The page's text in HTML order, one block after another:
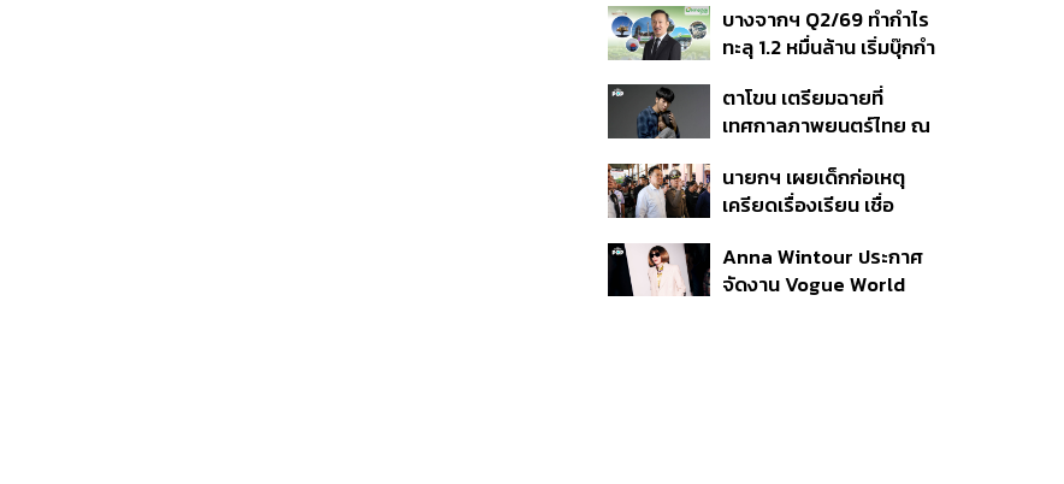
เนื่อง ประเมินปล่อยตัว
บางจากฯ Q2/69 ทำกำไร
ทะลุ 1.2 หมื่นล้าน เริ่มบุ๊กกำ
แรก หนุนรายได้ครึ่งปีทะลุ
3.2 แสนล้าน
ตาโขน เตรียมฉายที่
เทศกาลภาพยนตร์ไทย ณ
นายกฯ เผยเด็กก่อเหตุ
เครียดเรื่องเรียน เชื่อ
กระสุนอีกกว่า 30 นัด หาก
ไม่จบชีวิตตัวเองอาจสูญ
Anna Wintour ประกาศ
จัดงาน Vogue World